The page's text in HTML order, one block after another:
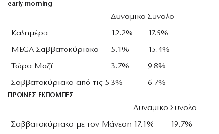
early morning
Δυναμικο Συνολο
Καλημέρα
12.2%
17.5%
MEGA Σαββατοκύριακο
5.1%
15.4%
Τώρα Μαζί
3.7%
9.8%
Σαββατοκύριακο από τις 5 3% 6.7%
ΠΡΩΙΝΕΣ ΕΚΠΟΜΠΕΣ
Δυναμικο Συνολο
Σαββατοκύριακο με τον Μάνεση 17.1%
19.7%